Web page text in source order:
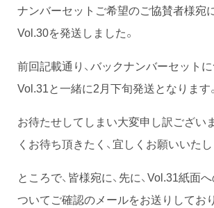
ナンバーセットご希望のご協賛者様宛に
Vol.30を発送しました。
前回記載通り、バックナンバーセット
Vol.31と一緒に2月下旬発送となります。
お待たせしてしまい大変申し訳ござい
くお待ち頂きたく、宜しくお願いいたし
ところで、皆様宛に、先に、Vol.31紙面
ついてご確認のメールをお送りしてお